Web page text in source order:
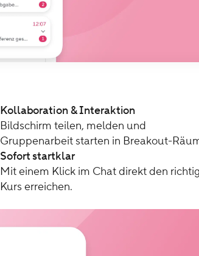
Kollaboration & Interaktion
Bildschirm teilen, melden und
Gruppenarbeit starten in Breakout-
Sofort startklar
Mit einem Klick im Chat direkt den
Kurs erreichen.